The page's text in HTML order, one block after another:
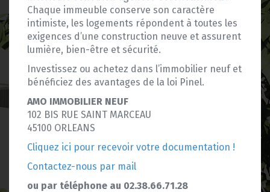
Chaque immeuble conserve son caractère
intimiste, les logements répondent à toutes les
exigences d’une construction neuve et assurent
lumière, bien-être et sécurité.
Investissez ou achetez dans l’immobilier neuf et
bénéficiez des avantages de la loi Pinel.
AMO IMMOBILIER NEUF
102 BIS RUE SAINT MARCEAU
45100 ORLEANS
Cliquez ici pour recevoir votre documentation !
Contactez-nous par mail
ou par téléphone au 02.38.66.71.28